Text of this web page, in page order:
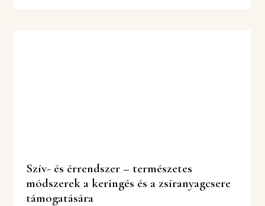
Szív- és érrendszer – természetes
módszerek a keringés és a zsíranyagcsere
támogatására